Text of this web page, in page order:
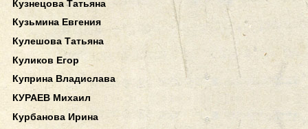
Кузнецова Татьяна
Кузьмина Евгения
Кулешова Татьяна
Куликов Егор
Куприна Владислава
КУРАЕВ Михаил
Курбанова Ирина